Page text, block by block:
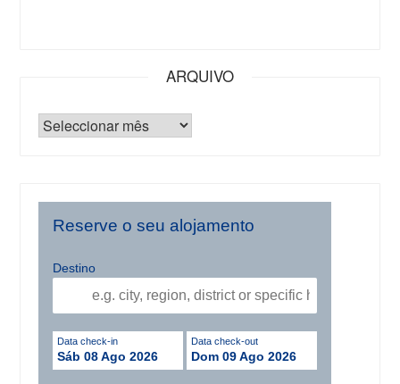
ARQUIVO
Reserve o seu alojamento
Destino
Data check-in
Sáb 08 Ago 2026
Data check-out
Dom 09 Ago 2026